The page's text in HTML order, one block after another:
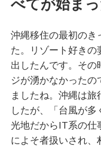
沖縄移住の最初のき
た。リゾート好きの
出したんです。その
ジが湧かなかった
ましたね。沖縄は
したが、「台風が
光地だからIT系の仕
によそ者扱いされ、